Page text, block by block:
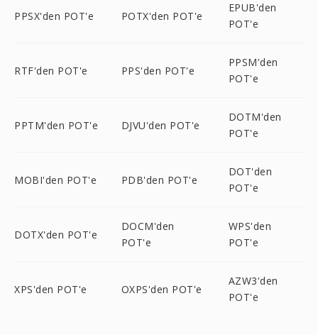
PPSX'den POT'e POTX'den POT'e
EPUB'den
POT'e
RTF'den POT'e PPS'den POT'e
PPSM'den
POT'e
PPTM'den POT'e DJVU'den POT'e
DOTM'den
POT'e
MOBI'den POT'e PDB'den POT'e
DOT'den
POT'e
DOTX'den POT'e
DOCM'den
POT'e
WPS'den
POT'e
XPS'den POT'e OXPS'den POT'e
AZW3'den
POT'e